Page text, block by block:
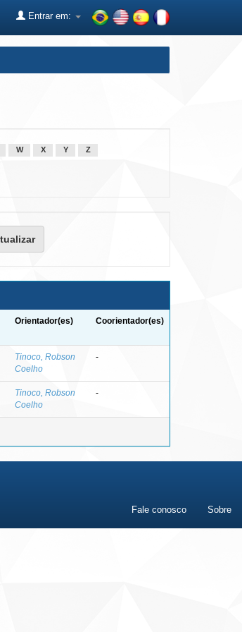
Entrar em:
W X Y Z
Orientador(es) Coorientador(es)
Tinoco, Robson
Coelho
-
Tinoco, Robson
Coelho
-
Fale conosco Sobre